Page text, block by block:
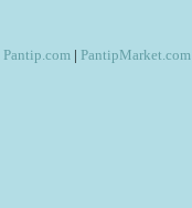
Pantip.com | PantipMarket.com